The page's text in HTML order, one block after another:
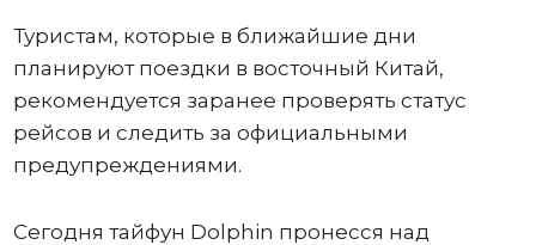
Туристам, которые в ближайшие дни
планируют поездки в восточный Китай,
рекомендуется заранее проверять статус
рейсов и следить за официальными
предупреждениями.
Сегодня тайфун Dolphin пронесся над